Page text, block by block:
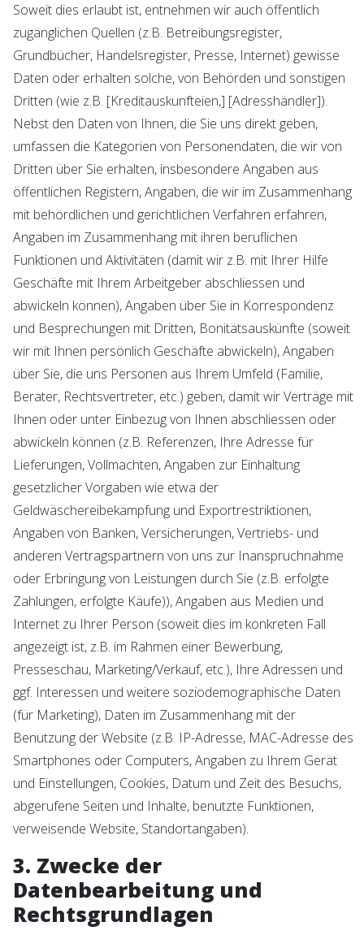
Soweit dies erlaubt ist, entnehmen wir auch öffentlich
zugänglichen Quellen (z.B. Betreibungsregister,
Grundbücher, Handelsregister, Presse, Internet) gewisse
Daten oder erhalten solche, von Behörden und sonstigen
Dritten (wie z.B. [Kreditauskunfteien,] [Adresshändler]).
Nebst den Daten von Ihnen, die Sie uns direkt geben,
umfassen die Kategorien von Personendaten, die wir von
Dritten über Sie erhalten, insbesondere Angaben aus
öffentlichen Registern, Angaben, die wir im Zusammenhang
mit behördlichen und gerichtlichen Verfahren erfahren,
Angaben im Zusammenhang mit ihren beruflichen
Funktionen und Aktivitäten (damit wir z.B. mit Ihrer Hilfe
Geschäfte mit Ihrem Arbeitgeber abschliessen und
abwickeln können), Angaben über Sie in Korrespondenz
und Besprechungen mit Dritten, Bonitätsauskünfte (soweit
wir mit Ihnen persönlich Geschäfte abwickeln), Angaben
über Sie, die uns Personen aus Ihrem Umfeld (Familie,
Berater, Rechtsvertreter, etc.) geben, damit wir Verträge mit
Ihnen oder unter Einbezug von Ihnen abschliessen oder
abwickeln können (z.B. Referenzen, Ihre Adresse für
Lieferungen, Vollmachten, Angaben zur Einhaltung
gesetzlicher Vorgaben wie etwa der
Geldwäschereibekämpfung und Exportrestriktionen,
Angaben von Banken, Versicherungen, Vertriebs- und
anderen Vertragspartnern von uns zur Inanspruchnahme
oder Erbringung von Leistungen durch Sie (z.B. erfolgte
Zahlungen, erfolgte Käufe)), Angaben aus Medien und
Internet zu Ihrer Person (soweit dies im konkreten Fall
angezeigt ist, z.B. im Rahmen einer Bewerbung,
Presseschau, Marketing/Verkauf, etc.), Ihre Adressen und
ggf. Interessen und weitere soziodemographische Daten
(für Marketing), Daten im Zusammenhang mit der
Benutzung der Website (z.B. IP-Adresse, MAC-Adresse des
Smartphones oder Computers, Angaben zu Ihrem Gerät
und Einstellungen, Cookies, Datum und Zeit des Besuchs,
abgerufene Seiten und Inhalte, benutzte Funktionen,
verweisende Website, Standortangaben).
3. Zwecke der
Datenbearbeitung und
Rechtsgrundlagen